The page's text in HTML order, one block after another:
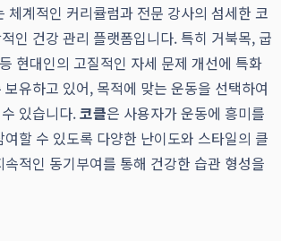
체계적인 커리큘럼과 전문 강사의 섬세한 코
인 건강 관리 플랫폼입니다. 특히 거북목, 굽
현대인의 고질적인 자세 문제 개선에 특화
유하고 있어, 목적에 맞는 운동을 선택하여
있습니다.코클은 사용자가 운동에 흥미를
할 수 있도록 다양한 난이도와 스타일의 클
적인 동기부여를 통해 건강한 습관 형성을